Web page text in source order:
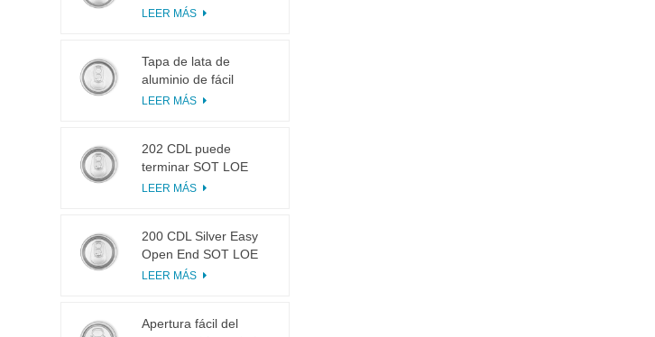
SOE plateada, fácil de
LEER MÁS
Tapa de lata de
aluminio de fácil
apertura 200 B64 SOT
LEER MÁS
202 CDL puede
terminar SOT LOE
Plata Ligero EOE
LEER MÁS
200 CDL Silver Easy
Open End SOT LOE
Epoxi
LEER MÁS
Apertura fácil del